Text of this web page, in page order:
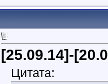
[25.09.14]-
Цитата: